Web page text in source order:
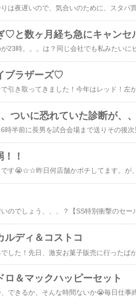
ブラザーズ♡
ついに恐れていた診断が、、
！
ルディ＆コストコ
ロ＆マックハッピーセット